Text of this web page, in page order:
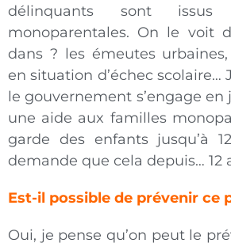
délinquants sont issus
monoparentales. On le voit
dans ? les émeutes
en situation d’échec scolaire…
le gouvernement s’engage
une aide aux familles
garde des enfants jusqu’à
demande que cela depuis… 12
Est-il possible de prévenir ce
Oui, je pense qu’on peut le